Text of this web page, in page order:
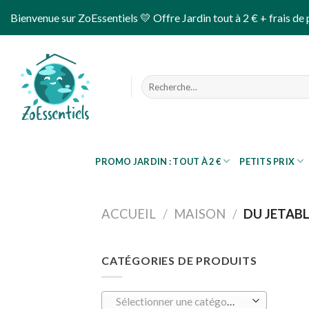
Bienvenue sur ZoEssentiels 💛 Offre Jardin tout à 2 € + frais
Recherche
pour :
PROMO JARDIN : TOUT À 2 € PETITS PRIX
ACCUEIL / MAISON / DU
CATÉGORIES DE PRODUITS
Sélectionner une catégorie